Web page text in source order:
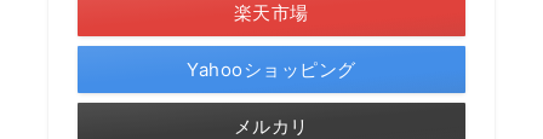
楽天市場
Yahooショッピング
メルカリ